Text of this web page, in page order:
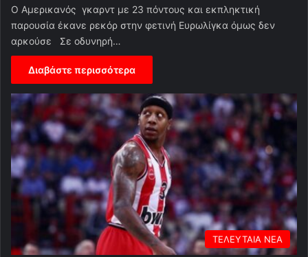
Ο Αμερικανός γκαρντ με 23 πόντους και εκπληκτική
παρουσία έκανε ρεκόρ στην φετινή Ευρωλίγκα όμως δεν
αρκούσε Σε οδυνηρή…
Διαβάστε περισσότερα
ΤΕΛΕΥΤΑΙΑ ΝΕΑ